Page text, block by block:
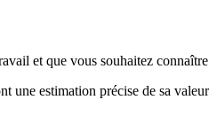
et que vous souhaitez
une estimation précise de sa